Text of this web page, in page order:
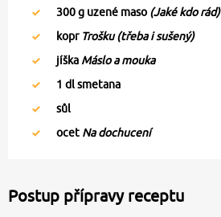
300g uzené maso (Jaké kdo rád)
kopr Trošku (třeba i sušený)
jíška Máslo a mouka
1 dl smetana
sůl
ocet Na dochucení
Postup přípravy receptu